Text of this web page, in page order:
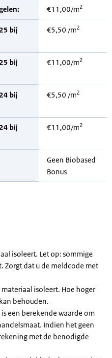
€11,00/m2
bij
€5,50 /m2
bij
€11,00/m2
bij
€5,50 /m2
bij
€11,00/m2
Geen Biobased
Bonus
isoleert. Let op: sommige
Zorgt dat u de meldcode met
isoleert. Hoe hoger
behouden.
een berekende waarde om
Indien het geen
met de benodigde